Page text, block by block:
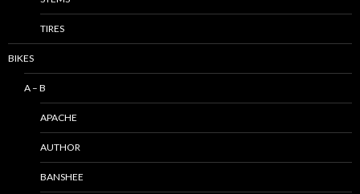
TIRES
BIKES
A – B
APACHE
AUTHOR
BANSHEE